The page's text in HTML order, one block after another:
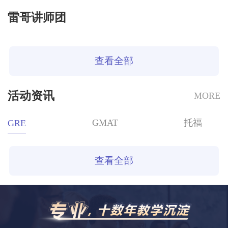
雷哥讲师团
查看全部
活动资讯 MORE
GRE GMAT 托福
查看全部